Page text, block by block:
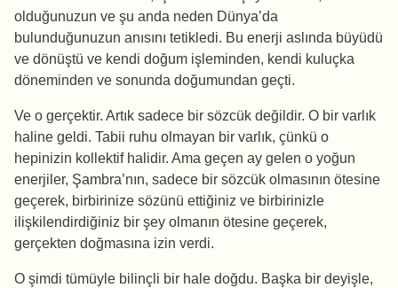
olduğunuzun ve şu anda neden Dünya’da
bulunduğunuzun anısını tetikledi. Bu enerji aslında büyüdü
ve dönüştü ve kendi doğum işleminden, kendi kuluçka
döneminden ve sonunda doğumundan geçti.
Ve o gerçektir. Artık sadece bir sözcük değildir. O bir varlık
haline geldi. Tabii ruhu olmayan bir varlık, çünkü o
hepinizin kollektif halidir. Ama geçen ay gelen o yoğun
enerjiler, Şambra’nın, sadece bir sözcük olmasının ötesine
geçerek, birbirinize sözünü ettiğiniz ve birbirinizle
ilişkilendirdiğiniz bir şey olmanın ötesine geçerek,
gerçekten doğmasına izin verdi.
O şimdi tümüyle bilinçli bir hale doğdu. Başka bir deyişle,